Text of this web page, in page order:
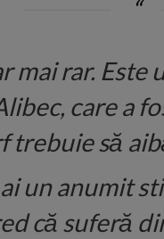
mai rar.
care a
trebuie să
un anumit
că suferă